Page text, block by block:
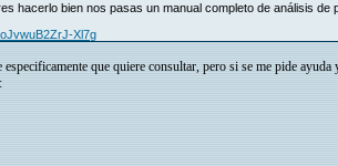
hacerlo bien nos pasas un manual completo de análisis de
Xl7g
que quiere consultar, pero si se me pide